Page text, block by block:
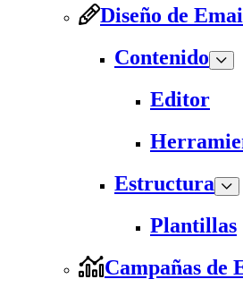
Diseño de
Contenido
Editor
Estructura
Plantillas
Campañas de